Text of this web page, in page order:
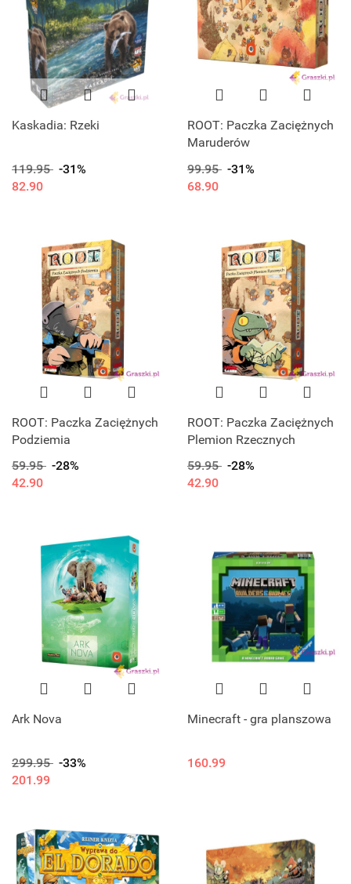
Kaskadia: Rzeki
119.95 -31%
82.90
ROOT: Paczka Zaciężnych
Maruderów
99.95 -31%
68.90
ROOT: Paczka Zaciężnych
Podziemia
59.95 -28%
42.90
ROOT: Paczka Zaciężnych
Plemion Rzecznych
59.95 -28%
42.90
Ark Nova
299.95 -33%
201.99
Minecraft - gra planszowa
160.99